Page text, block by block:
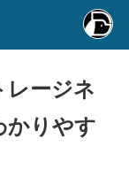
ージネ
かりやす